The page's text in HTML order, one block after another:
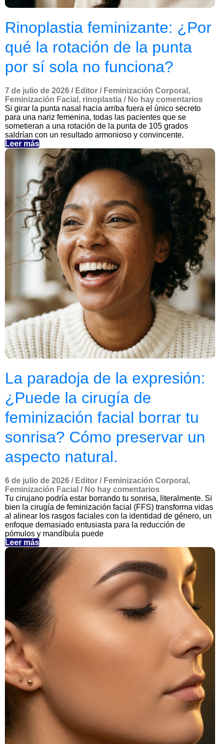
Rinoplastia feminizante: ¿Por
qué la rotación de la punta
por sí sola no funciona?
7 de julio de 2026 / Editor / Feminización Corporal ,
Feminización Facial , rinoplastia / No hay comentarios
Si girar la punta nasal hacia arriba fuera el único secreto
para una nariz femenina, todas las pacientes que se
sometieran a una rotación de la punta de 105 grados
saldrían con un resultado armonioso y convincente.
Leer más
La paradoja de la expresión:
¿Puede la cirugía de
feminización facial borrar tu
sonrisa? Cómo preservar un
aspecto natural.
6 de julio de 2026 / Editor / Feminización Corporal ,
Feminización Facial / No hay comentarios
Tu cirujano podría estar borrando tu sonrisa, literalmente. Si
bien la cirugía de feminización facial (FFS) transforma vidas
al alinear los rasgos faciales con la identidad de género, un
enfoque demasiado entusiasta para la reducción de
pómulos y mandíbula puede
Leer más